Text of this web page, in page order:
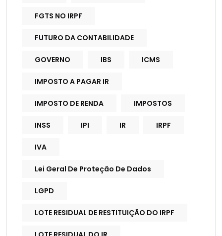
FGTS NO IRPF
FUTURO DA CONTABILIDADE
GOVERNO IBS ICMS
IMPOSTO A PAGAR IR
IMPOSTO DE RENDA IMPOSTOS
INSS IPI IR IRPF
IVA
Lei Geral De Proteção De Dados
LGPD
LOTE RESIDUAL DE RESTITUIÇÃO DO IRPF